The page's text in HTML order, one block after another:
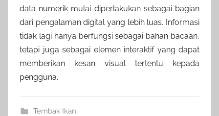
data numerik mulai diperlakukan sebagai bagian
dari pengalaman digital yang lebih luas. Informasi
tidak lagi hanya berfungsi sebagai bahan bacaan,
tetapi juga sebagai elemen interaktif yang dapat
memberikan kesan visual tertentu kepada
pengguna.
Tembak Ikan